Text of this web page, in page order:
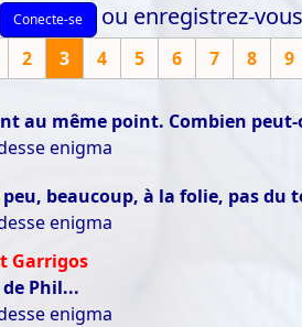
Conecte-se ou enregistrez-
2 3 4 5 6 7 8 9
au même point. Combien
enigma
beaucoup, à la folie, pas
enigma
Garrigos
Phil...
enigma